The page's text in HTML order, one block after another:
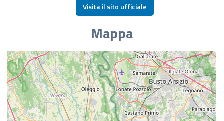
Visita il sito ufficiale
Mappa